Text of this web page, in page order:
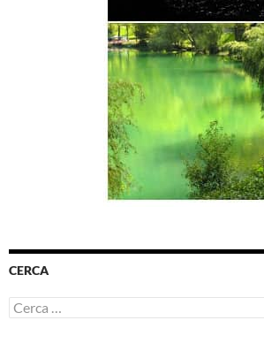
CERCA
Ricerca
per: